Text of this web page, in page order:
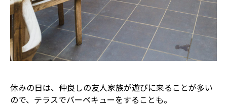
休みの日は、仲良しの友人家族が遊びに来ることが多い
ので、テラスでバーベキューをすることも。